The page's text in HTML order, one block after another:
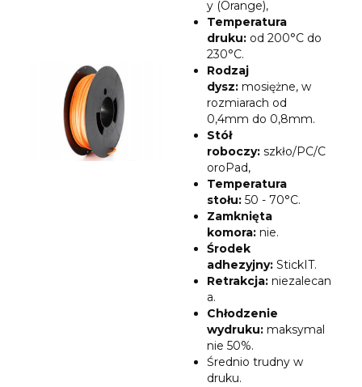
y (Orange),
Temperatura
druku: od 200°C do
230°C.
Rodzaj
dysz: mosiężne, w
rozmiarach od
0,4mm do 0,8mm.
Stół
roboczy: szkło/PC/C
oroPad,
Temperatura
stołu: 50 - 70°C.
Zamknięta
komora: nie.
Środek
adhezyjny: StickIT.
Retrakcja: niezalecan
a.
Chłodzenie
wydruku: maksymal
nie 50%.
Średnio trudny w
druku.